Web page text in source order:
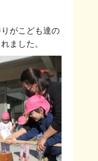
がこども達の
ました。